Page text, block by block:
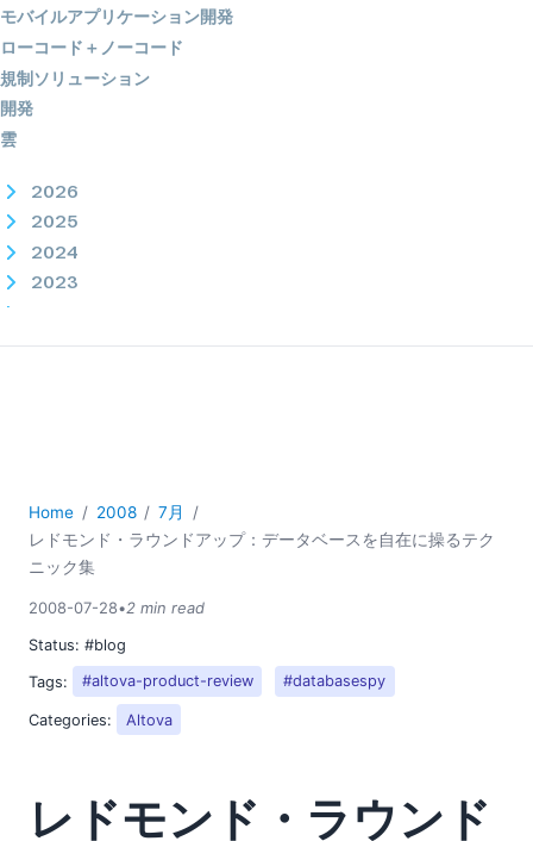
モバイルアプリケーション開発
ローコード＋ノーコード
規制ソリューション
開発
雲
2026
2025
2024
2023
2021
2015
2014
2012
2011
2010
2009
05
Home 2008
7月
レドモンド・ラウンドアップ：データベースを自在に操るテク
ニック集
2008-07-28•2 min read
Status: #blog
Tags:
#altova-product-review #databasespy
Categories: Altova
レドモンド・ラウンド